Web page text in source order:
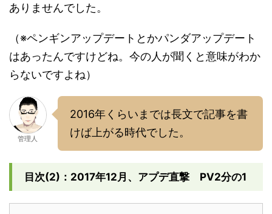
ありませんでした。
（※ペンギンアップデートとかパンダアップデート
はあったんですけどね。今の人が聞くと意味がわか
らないですよね）
管理人
2016年くらいまでは長文で記事を書
けば上がる時代でした。
目次(2)：2017年12月、アプデ直撃 PV2分の1